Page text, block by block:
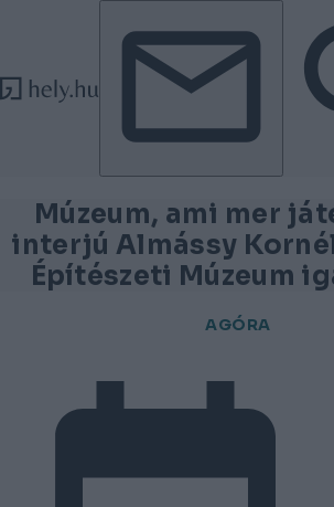
Tovább a tartalomhoz
Tovább a lábléchez
Múzeum, ami mer
interjú Almássy
Építészeti Múzeum
AGÓRA